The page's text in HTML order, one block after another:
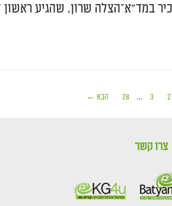
במד"א־הצלה שרון, שהגיע
2
3
…
28 הבא ←
צרו קשר